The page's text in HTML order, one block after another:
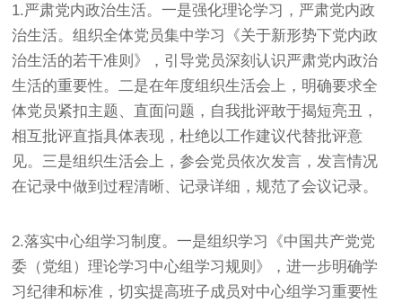
1.严肃党内政治生活。一是强化理论学习，严肃党内政
治生活。组织全体党员集中学习《关于新形势下党内政
治生活的若干准则》，引导党员深刻认识严肃党内政治
生活的重要性。二是在年度组织生活会上，明确要求全
体党员紧扣主题、直面问题，自我批评敢于揭短亮丑，
相互批评直指具体表现，杜绝以工作建议代替批评意
见。三是组织生活会上，参会党员依次发言，发言情况
在记录中做到过程清晰、记录详细，规范了会议记录。
2.落实中心组学习制度。一是组织学习《中国共产党党
委（党组）理论学习中心组学习规则》，进一步明确学
习纪律和标准，切实提高班子成员对中心组学习重要性